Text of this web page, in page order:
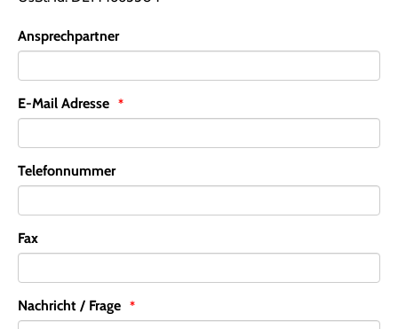
Ansprechpartner
E-Mail Adresse
Telefonnummer
Fax
Nachricht / Frage